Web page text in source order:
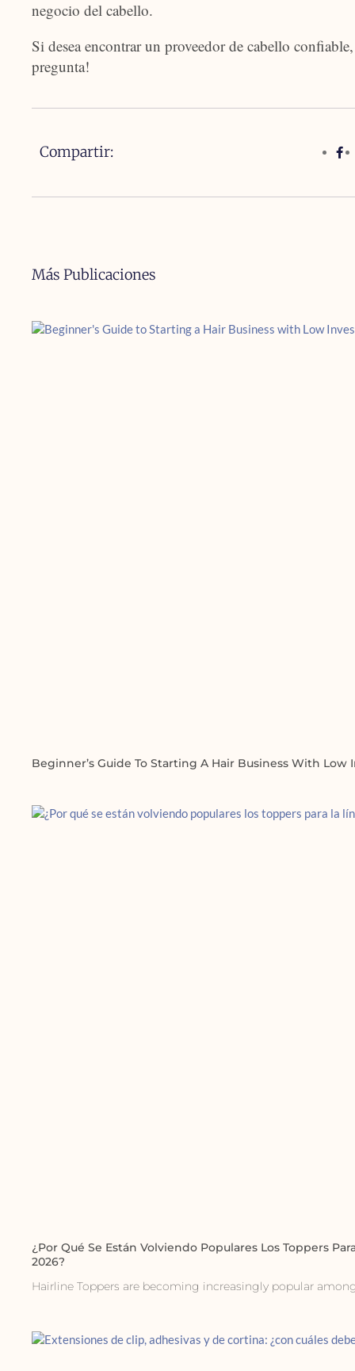
negocio del cabello.
Si desea encontrar un proveedor de cabello
pregunta!
Compartir:
Más Publicaciones
Beginner’s Guide To Starting A Hair Business With Low
¿Por Qué Se Están Volviendo Populares Los Toppers
2026?
Hairline Toppers are becoming increasingly popular